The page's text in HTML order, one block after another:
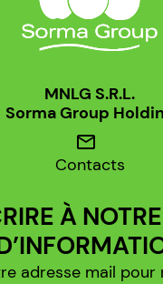
MNLG S.R.L.
Sorma Group
mail
Contacts
À
adresse mail pour